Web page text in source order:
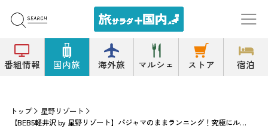
番組情報 国内旅 海外旅 マルシェ ストア 宿泊
トップ
星野リゾート
【BEB5軽井沢 by 星野リゾート】パジャマのままランニング！究極にルーズな「旅ラン」アクティビティ『BEBパジャ旅ラン』が新登場！